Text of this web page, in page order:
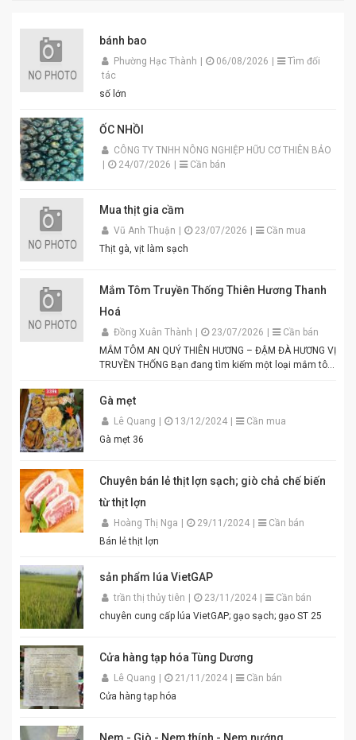
bánh bao
Phường Hạc Thành 06/08/2026
Tìm đối
tác
số lớn
ỐC NHỒI
CÔNG TY TNHH NÔNG NGHIỆP HỮU CƠ THIÊN BẢO
24/07/2026 Cần bán
Mua thịt gia cầm
Vũ Anh Thuận 23/07/2026
Cần mua
Thịt gà, vịt làm sạch
Mắm Tôm Truyền Thống Thiên Hương Thanh
Hoá
Đồng Xuân Thành 23/07/2026
Cần bán
MẮM TÔM AN QUÝ THIÊN HƯƠNG – ĐẬM ĐÀ HƯƠNG VỊ
TRUYỀN THỐNG Bạn đang tìm kiếm một loại mắm tôm
Mắm tôm An Quý Thiên Hương chính là lựa chọn hoàn
hảo cho mọi gia đình Việt. Được sản xuất từ tôm tươi
tuyển chọn theo quy trình lên men truyền thống. Màu
tím đặc trưng, hương thơm tự nhiên, vị đậm đà hài
Đóng gói tiện lợi, đảm bảo vệ sinh an toàn thực phẩm.
Hương vị thơm ngon chuẩn truyền thống. Độ sánh
mịn, màu sắc đẹp mắt. Dễ pha chế, dễ sử dụng. Phù
hợp cho gia đình, quán ăn và nhà hàng. Chỉ cần thêm
bún đậu chuẩn vị. Cam kết sản phẩm chất lượng,
đóng gói cẩn thận. Giao hàng nhanh toàn quốc. Đặt
tôm đậm đà, chuẩn vị quê hương cùng An Quý Thiên
#BunDauMamTom #GiaViTruyenThong
#DacSanVietNam #TikTokShop #AnQuyThienHuong
Gà mẹt
Lê Quang 13/12/2024
Cần mua
Gà mẹt 36
Chuyên bán lẻ thịt lợn sạch; giò chả chế biến
từ thịt lợn
Hoàng Thị Nga 29/11/2024
Cần bán
Bán lẻ thịt lợn
sản phẩm lúa VietGAP
trần thị thủy tiên 23/11/2024
Cần bán
chuyên cung cấp lúa VietGAP; gạo sạch; gạo ST 25
Cửa hàng tạp hóa Tùng Dương
Lê Quang 21/11/2024
Cần bán
Cửa hàng tạp hóa